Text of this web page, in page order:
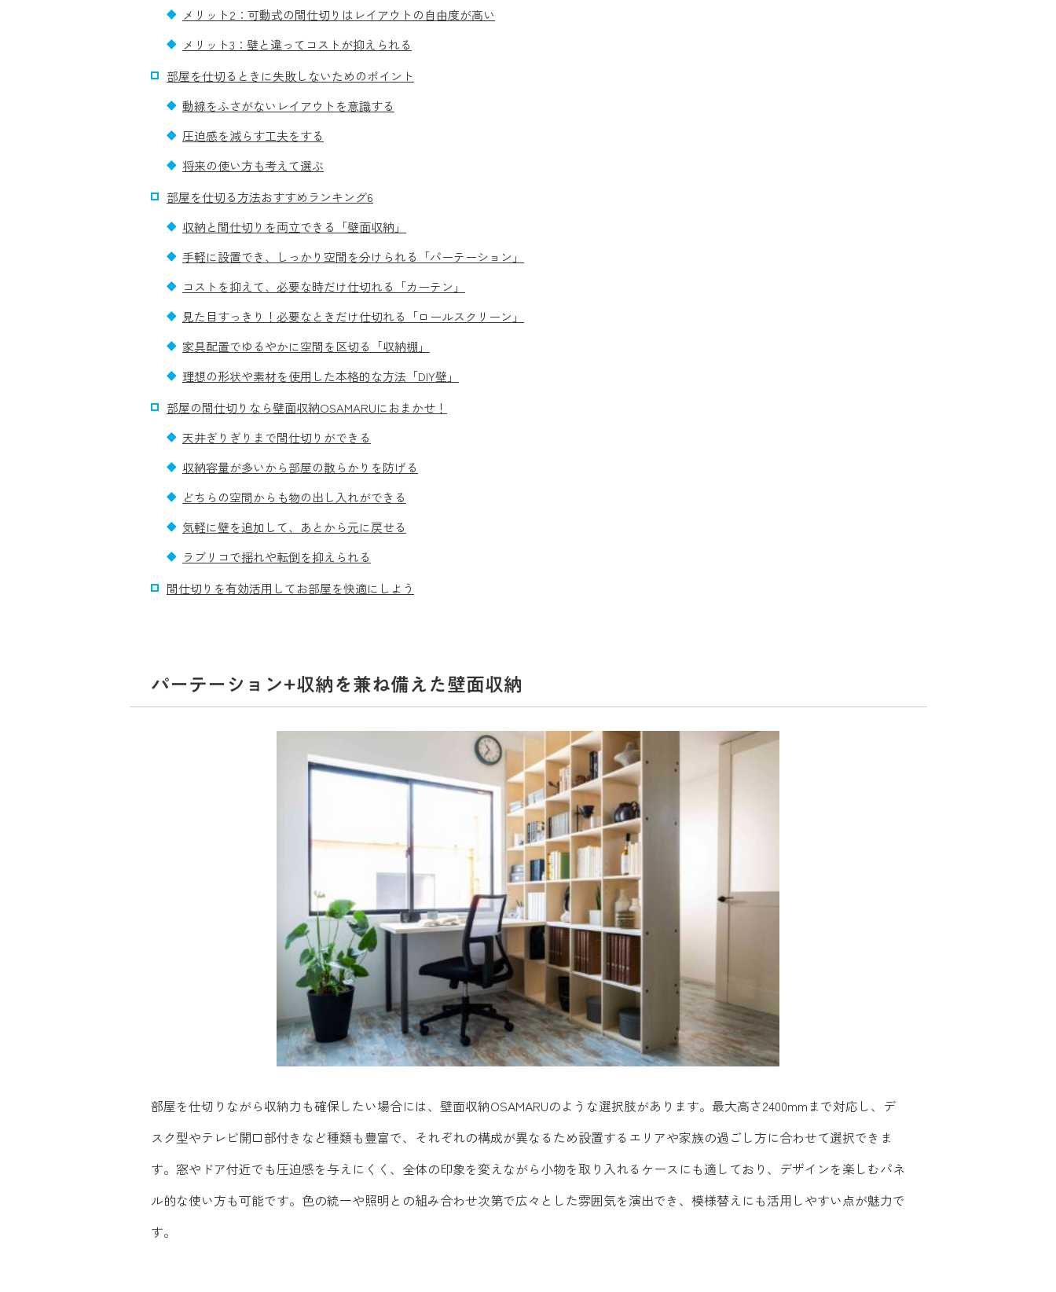
メリット2：可動式の間仕切りはレイアウトの自由度が高い
メリット3：壁と違ってコストが抑えられる
部屋を仕切るときに失敗しないためのポイント
動線をふさがないレイアウトを意識する
圧迫感を減らす工夫をする
将来の使い方も考えて選ぶ
部屋を仕切る方法おすすめランキング6
収納と間仕切りを両立できる「壁面収納」
手軽に設置でき、しっかり空間を分けられる「パーテーション」
コストを抑えて、必要な時だけ仕切れる「カーテン」
見た目すっきり！必要なときだけ仕切れる「ロールスクリーン」
家具配置でゆるやかに空間を区切る「収納棚」
理想の形状や素材を使用した本格的な方法「DIY壁」
部屋の間仕切りなら壁面収納OSAMARUにおまかせ！
天井ぎりぎりまで間仕切りができる
収納容量が多いから部屋の散らかりを防げる
どちらの空間からも物の出し入れができる
気軽に壁を追加して、あとから元に戻せる
ラブリコで揺れや転倒を抑えられる
間仕切りを有効活用してお部屋を快適にしよう
パーテーション+収納を兼ね備えた壁面収納
部屋を仕切りながら収納力も確保したい場合には、壁面収納OSAMARUのような選択肢があります。最大高さ2400mmまで対応し、デ
スク型やテレビ開口部付きなど種類も豊富で、それぞれの構成が異なるため設置するエリアや家族の過ごし方に合わせて選択できま
す。窓やドア付近でも圧迫感を与えにくく、全体の印象を変えながら小物を取り入れるケースにも適しており、デザインを楽しむパネ
ル的な使い方も可能です。色の統一や照明との組み合わせ次第で広々とした雰囲気を演出でき、模様替えにも活用しやすい点が魅力で
す。